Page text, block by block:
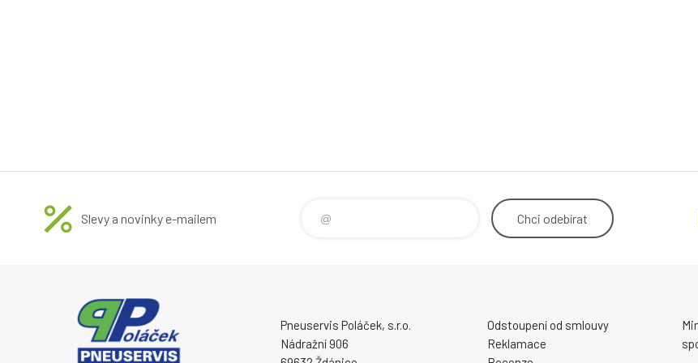
Slevy a novinky e-mailem Chci odebírat
Pneuservis Poláček, s.r.o.
Nádražní 906
Odstoupení od smlouvy
Reklamace